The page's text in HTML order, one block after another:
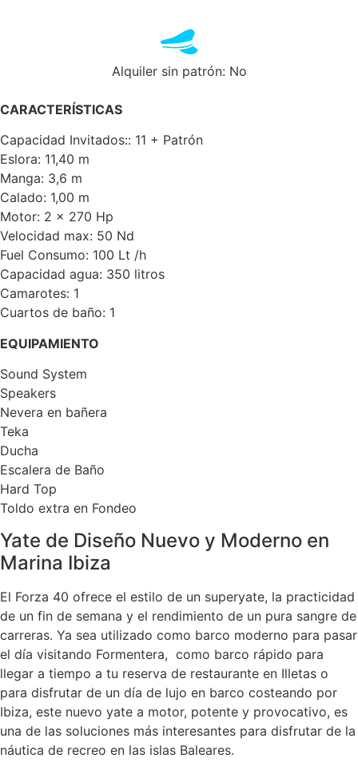
Alquiler sin patrón: No
CARACTERÍSTICAS
Capacidad Invitados:: 11 + Patrón
Eslora: 11,40 m
Manga: 3,6 m
Calado: 1,00 m
Motor: 2 x 270 Hp
Velocidad max: 50 Nd
Fuel Consumo: 100 Lt /h
Capacidad agua: 350 litros
Camarotes: 1
Cuartos de baño: 1
EQUIPAMIENTO
Sound System
Speakers
Nevera en bañera
Teka
Ducha
Escalera de Baño
Hard Top
Toldo extra en Fondeo
Yate de Diseño Nuevo y Moderno en
Marina Ibiza
El Forza 40 ofrece el estilo de un superyate, la practicidad
de un fin de semana y el rendimiento de un pura sangre de
carreras. Ya sea utilizado como barco moderno para pasar
el día visitando Formentera, como barco rápido para
llegar a tiempo a tu reserva de restaurante en Illetas o
para disfrutar de un día de lujo en barco costeando por
Ibiza, este nuevo yate a motor, potente y provocativo, es
una de las soluciones más interesantes para disfrutar de la
náutica de recreo en las islas Baleares.